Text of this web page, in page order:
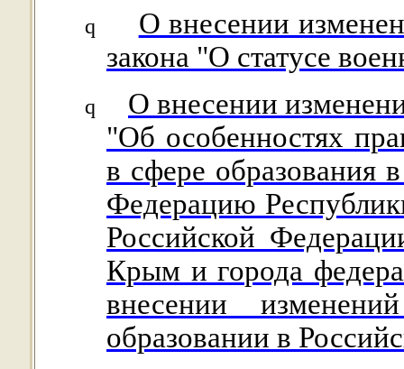
q
О внесении
закона "О статусе
q
О внесении
"Об особенностях
в сфере образования
Федерацию
Российской
Крым и города
внесении
образовании в